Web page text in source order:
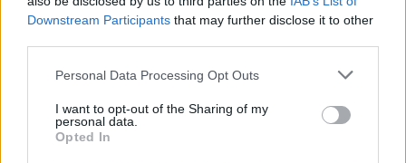
Downstream Participants that may further disclose it to other
Personal Data Processing Opt Outs
I want to opt-out of the Sharing of my
personal data.
Opted In
Jeigu N.Venckienės sekliai bus pripažinti
kaltais, jų laukia šimtatūkstantiniai
nukentėjusiųjų civiliniai ieškiniai.
Įžeidinėjo ir grasino